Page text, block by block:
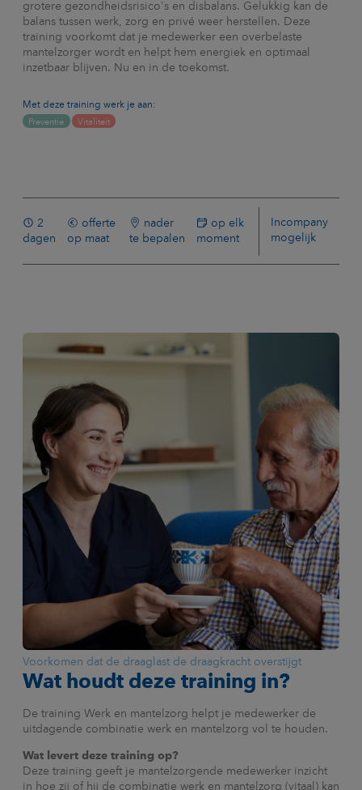
grotere gezondheidsrisico's en disbalans. Gelukkig kan de
balans tussen werk, zorg en privé weer herstellen. Deze
training voorkomt dat je medewerker een overbelaste
mantelzorger wordt en helpt hem energiek en optimaal
inzetbaar blijven. Nu en in de toekomst.
Met deze training werk je aan:
Preventie Vitaliteit
2
dagen
offerte
op maat
nader
te bepalen
op elk
moment
Incompany
mogelijk
Voorkomen dat de draaglast de draagkracht overstijgt
Wat houdt deze training in?
De training Werk en mantelzorg helpt je medewerker de
uitdagende combinatie werk en mantelzorg vol te houden.
Wat levert deze training op?
Deze training geeft je mantelzorgende medewerker inzicht
in hoe zij of hij de combinatie werk en mantelzorg (vitaal) kan